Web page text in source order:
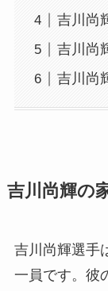
吉川尚
吉川尚
吉川尚
吉川尚輝の
吉川尚輝選手
一員です。彼